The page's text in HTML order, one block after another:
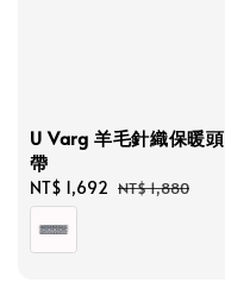
U Varg 羊毛針織保暖頭
帶
Sale
price
NT$ 1,692 Regular
NT$ 1,880